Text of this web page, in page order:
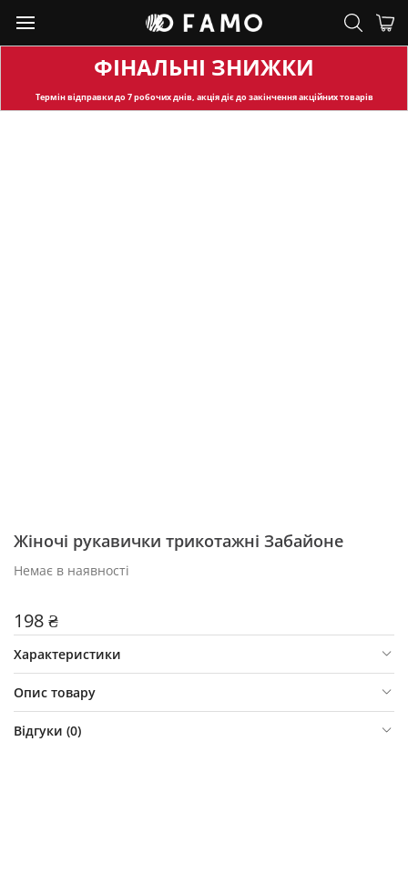
ФІНАЛЬНІ ЗНИЖКИ
Термін відправкидо 7 робочих днів, акція діє до закінчення акційних товарів
Жіночі рукавички трикотажні Забайоне
Немає в наявності
198 ₴
Характеристики
Опис товару
Відгуки (0)